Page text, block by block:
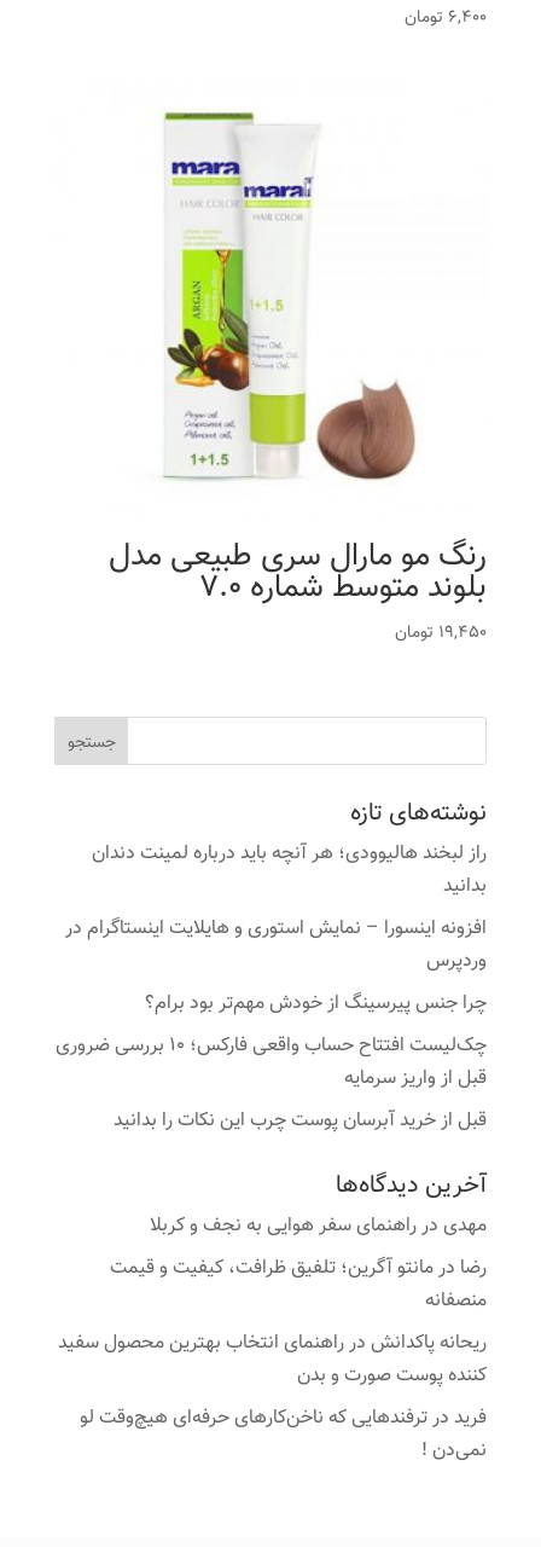
6,400 تومان
رنگ مو مارال سری طبیعی مدل
بلوند متوسط شماره 7.0
19,450 تومان
نوشته‌های تازه
راز لبخند هالیوودی؛ هر آنچه باید درباره لمینت دندان
بدانید
افزونه اینسورا – نمایش استوری و هایلایت اینستاگرام در
وردپرس
چرا جنس پیرسینگ از خودش مهم‌تر بود برام؟
چک‌لیست افتتاح حساب واقعی فارکس؛ ۱۰ بررسی ضروری
قبل از واریز سرمایه
قبل از خرید آبرسان پوست چرب این نکات را بدانید
آخرین دیدگاه‌ها
مهدیدرراهنمای سفر هوایی به نجف و کربلا
رضا درمانتو آگرین؛ تلفیق ظرافت، کیفیت و قیمت
منصفانه
ریحانه پاکدانشدرراهنمای انتخاب بهترین محصول سفید
کننده پوست صورت و بدن
فریددرترفندهایی که ناخن‌کارهای حرفه‌ای هیچ‌وقت لو
نمی‌دن !